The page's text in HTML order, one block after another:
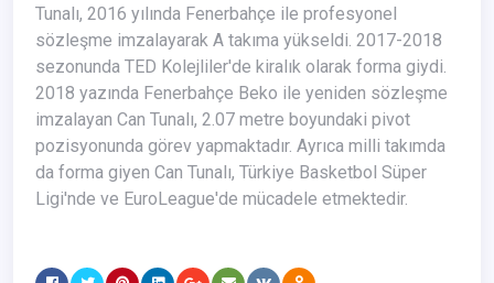
Tunalı, 2016 yılında Fenerbahçe ile profesyonel
sözleşme imzalayarak A takıma yükseldi. 2017-2018
sezonunda TED Kolejliler'de kiralık olarak forma giydi.
2018 yazında Fenerbahçe Beko ile yeniden sözleşme
imzalayan Can Tunalı, 2.07 metre boyundaki pivot
pozisyonunda görev yapmaktadır. Ayrıca milli takımda
da forma giyen Can Tunalı, Türkiye Basketbol Süper
Ligi'nde ve EuroLeague'de mücadele etmektedir.